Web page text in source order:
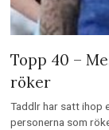
Topp 40 –
röker
Taddlr har satt ihop
personerna som